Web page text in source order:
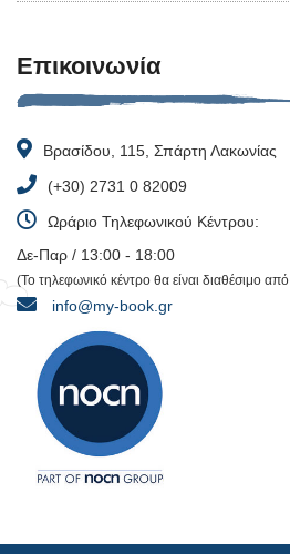
Επικοινωνία
Βρασίδου, 115, Σπάρτη Λακωνίας
(+30) 2731 0 82009
Ωράριο Τηλεφωνικού Κέντρου:
Δε-Παρ / 13:00 - 18:00
(Το τηλεφωνικό κέντρο θα είναι διαθέσιμο
info@my-book.gr